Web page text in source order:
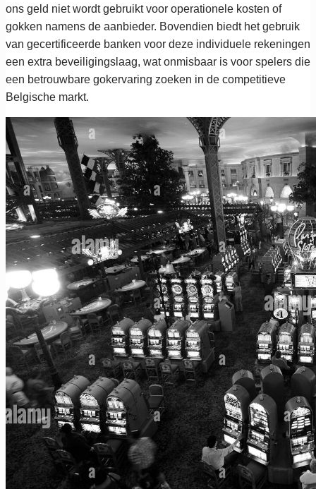
ons geld niet wordt gebruikt voor operationele kosten of
gokken namens de aanbieder. Bovendien biedt het gebruik
van gecertificeerde banken voor deze individuele rekeningen
een extra beveiligingslaag, wat onmisbaar is voor spelers die
een betrouwbare gokervaring zoeken in de competitieve
Belgische markt.